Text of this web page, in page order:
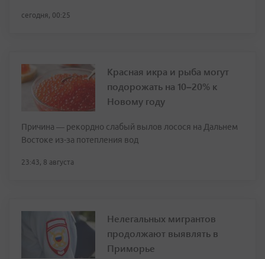
сегодня, 00:25
Красная икра и рыба могут
подорожать на 10–20% к
Новому году
Причина — рекордно слабый вылов лосося на Дальнем
Востоке из-за потепления вод
23:43, 8 августа
Нелегальных мигрантов
продолжают выявлять в
Приморье